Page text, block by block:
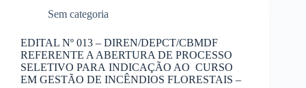
Sem categoria
EDITAL Nº 013 – DIREN/DEPCT/CBMDF
REFERENTE A ABERTURA DE PROCESSO
SELETIVO PARA INDICAÇÃO AO CURSO
EM GESTÃO DE INCÊNDIOS FLORESTAIS –